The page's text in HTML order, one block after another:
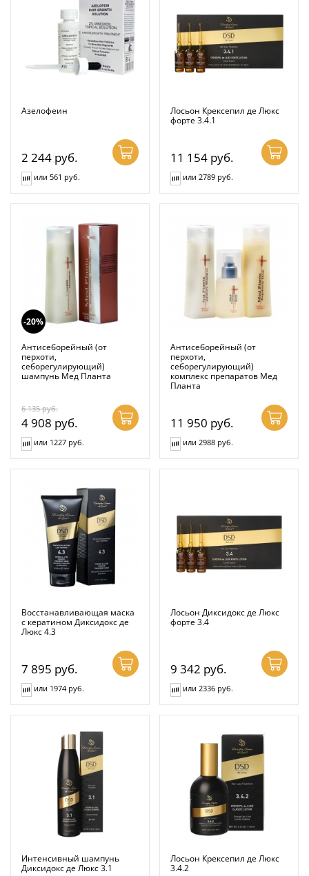
Азелофеин
2 244 руб.
или 561 руб.
Лосьон Крексепил де Люкс
форте 3.4.1
11 154 руб.
или 2789 руб.
-20%
Антисеборейный (от
перхоти,
себорегулирующий)
шампунь Мед Планта
6 135руб.
4 908 руб.
или 1227 руб.
Антисеборейный (от
перхоти,
себорегулирующий)
комплекс препаратов Мед
Планта
11 950 руб.
или 2988 руб.
Восстанавливающая маска
с кератином Диксидокс де
Люкс 4.3
7 895 руб.
или 1974 руб.
Лосьон Диксидокс де Люкс
форте 3.4
9 342 руб.
или 2336 руб.
Интенсивный шампунь
Диксидокс де Люкс 3.1
Лосьон Крексепил де Люкс
3.4.2